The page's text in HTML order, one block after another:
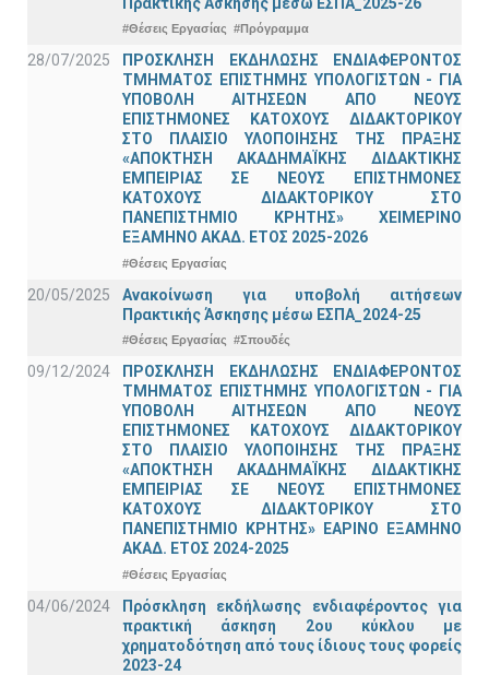
#Θέσεις Εργασίας #Πρόγραμμα
28/07/2025
ΠΡΟΣΚΛΗΣΗ ΕΚΔΗΛΩΣΗΣ ΕΝΔΙΑΦΕΡΟΝΤΟΣ
ΤΜΗΜΑΤΟΣ ΕΠΙΣΤΗΜΗΣ ΥΠΟΛΟΓΙΣΤΩΝ - ΓΙΑ
ΥΠΟΒΟΛΗ ΑΙΤΗΣΕΩΝ ΑΠΟ ΝΕΟΥΣ
ΕΠΙΣΤΗΜΟΝΕΣ ΚΑΤΟΧΟΥΣ ΔΙΔΑΚΤΟΡΙΚΟΥ
ΣΤΟ ΠΛΑΙΣΙΟ ΥΛΟΠΟΙΗΣΗΣ ΤΗΣ ΠΡΑΞΗΣ
«ΑΠΟΚΤΗΣΗ ΑΚΑΔΗΜΑΪΚΗΣ ΔΙΔΑΚΤΙΚΗΣ
ΕΜΠΕΙΡΙΑΣ ΣΕ ΝΕΟΥΣ ΕΠΙΣΤΗΜΟΝΕΣ
ΚΑΤΟΧΟΥΣ ΔΙΔΑΚΤΟΡΙΚΟΥ ΣΤΟ
ΠΑΝΕΠΙΣΤΗΜΙΟ ΚΡΗΤΗΣ» ΧΕΙΜΕΡΙΝΟ
ΕΞΑΜΗΝΟ ΑΚΑΔ. ΕΤΟΣ 2025-2026
#Θέσεις Εργασίας
20/05/2025
Ανακοίνωση για υποβολή αιτήσεων
Πρακτικής Άσκησης μέσω ΕΣΠΑ_2024-25
#Θέσεις Εργασίας #Σπουδές
09/12/2024
ΠΡΟΣΚΛΗΣΗ ΕΚΔΗΛΩΣΗΣ ΕΝΔΙΑΦΕΡΟΝΤΟΣ
ΤΜΗΜΑΤΟΣ ΕΠΙΣΤΗΜΗΣ ΥΠΟΛΟΓΙΣΤΩΝ - ΓΙΑ
ΥΠΟΒΟΛΗ ΑΙΤΗΣΕΩΝ ΑΠΟ ΝΕΟΥΣ
ΕΠΙΣΤΗΜΟΝΕΣ ΚΑΤΟΧΟΥΣ ΔΙΔΑΚΤΟΡΙΚΟΥ
ΣΤΟ ΠΛΑΙΣΙΟ ΥΛΟΠΟΙΗΣΗΣ ΤΗΣ ΠΡΑΞΗΣ
«ΑΠΟΚΤΗΣΗ ΑΚΑΔΗΜΑΪΚΗΣ ΔΙΔΑΚΤΙΚΗΣ
ΕΜΠΕΙΡΙΑΣ ΣΕ ΝΕΟΥΣ ΕΠΙΣΤΗΜΟΝΕΣ
ΚΑΤΟΧΟΥΣ ΔΙΔΑΚΤΟΡΙΚΟΥ ΣΤΟ
ΠΑΝΕΠΙΣΤΗΜΙΟ ΚΡΗΤΗΣ» ΕΑΡΙΝΟ ΕΞΑΜΗΝΟ
ΑΚΑΔ. ΕΤΟΣ 2024-2025
#Θέσεις Εργασίας
04/06/2024
Πρόσκληση εκδήλωσης ενδιαφέροντος για
πρακτική άσκηση 2ου κύκλου με
χρηματοδότηση από τους ίδιους τους φορείς
2023-24